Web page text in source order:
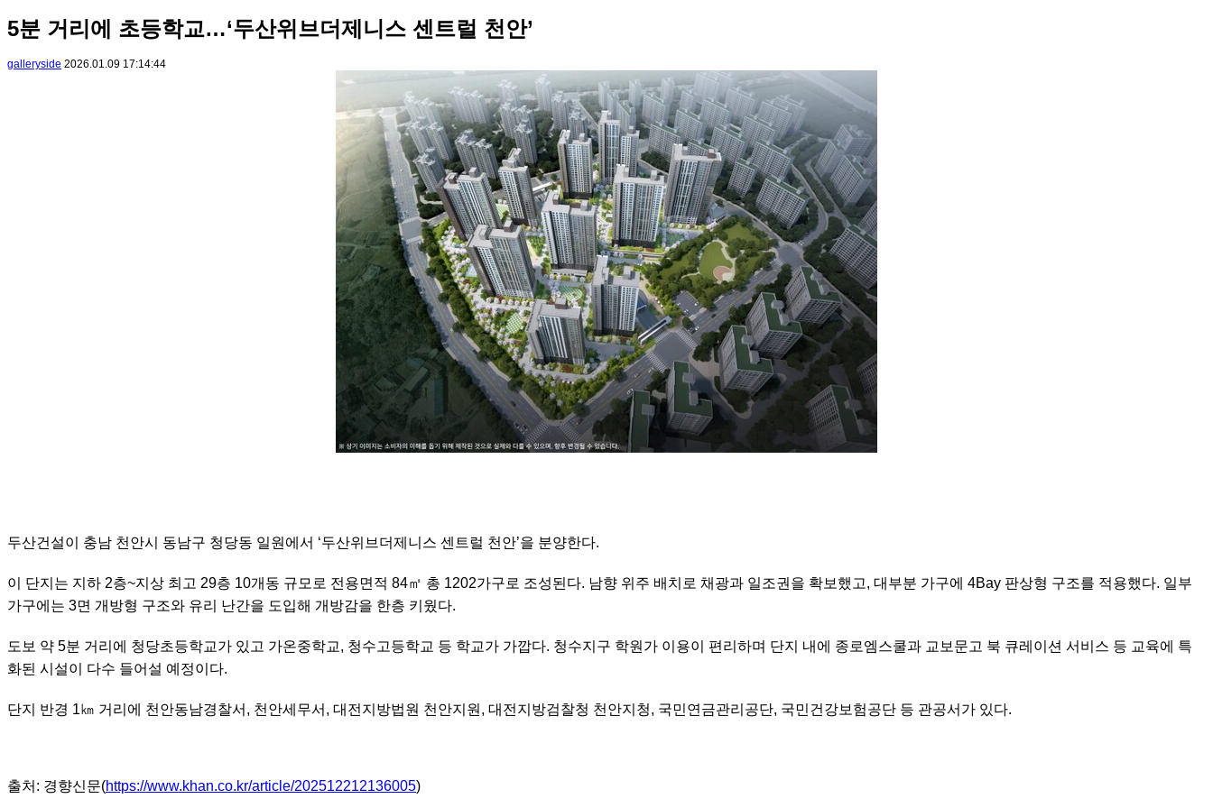
5분 거리에 초등학교…‘두산위브더제니스 센트럴 천안’
galleryside 2026.01.09 17:14:44
두산건설이 충남 천안시 동남구 청당동 일원에서 ‘두산위브더제니스 센트럴 천안’을 분양한다.
이 단지는 지하 2층~지상 최고 29층 10개동 규모로 전용면적 84㎡ 총 1202가구로 조성된다. 남향 위주 배치로 채광과 일조권을 확보했고, 대부분 가구에 4Bay 판상형 구조를 적용했다. 일부
가구에는 3면 개방형 구조와 유리 난간을 도입해 개방감을 한층 키웠다.
도보 약 5분 거리에 청당초등학교가 있고 가온중학교, 청수고등학교 등 학교가 가깝다. 청수지구 학원가 이용이 편리하며 단지 내에 종로엠스쿨과 교보문고 북 큐레이션 서비스 등 교육에 특
화된 시설이 다수 들어설 예정이다.
단지 반경 1㎞ 거리에 천안동남경찰서, 천안세무서, 대전지방법원 천안지원, 대전지방검찰청 천안지청, 국민연금관리공단, 국민건강보험공단 등 관공서가 있다.
출처: 경향신문(https://www.khan.co.kr/article/202512212136005)